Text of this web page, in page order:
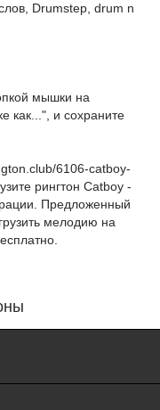
Drumstep, drum n
мышки на
как...", и сохраните
6106-catboy-
рингтон Catboy -
Предложенный
мелодию на